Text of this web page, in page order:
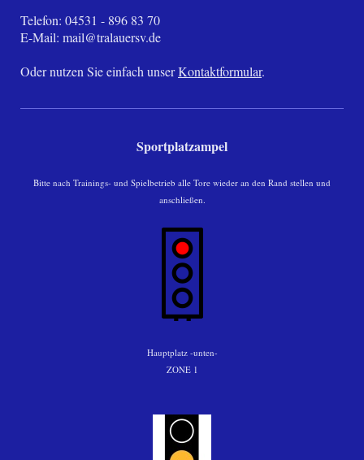
Telefon: 04531 - 896 83 70
E-Mail: mail@tralauersv.de
Oder nutzen Sie einfach unserKontaktformular.
Sportplatzampel
Bitte nach Trainings- und Spielbetrieb alle Tore wieder an den Rand stellen und
anschließen.
Hauptplatz -unten-
ZONE 1